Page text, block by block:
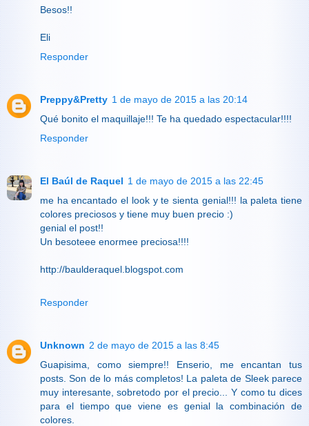
Besos!!
Eli
Responder
Preppy&Pretty 1 de mayo de 2015 a las 20:14
Qué bonito el maquillaje!!! Te ha quedado espectacular!!!!
Responder
El Baúl de Raquel 1 de mayo de 2015 a las 22:45
me ha encantado el look y te sienta genial!!! la paleta tiene
colores preciosos y tiene muy buen precio :)
genial el post!!
Un besoteee enormee preciosa!!!!
http://baulderaquel.blogspot.com
Responder
Unknown 2 de mayo de 2015 a las 8:45
Guapisima, como siempre!! Enserio, me encantan tus
posts. Son de lo más completos! La paleta de Sleek parece
muy interesante, sobretodo por el precio... Y como tu dices
para el tiempo que viene es genial la combinación de
colores.